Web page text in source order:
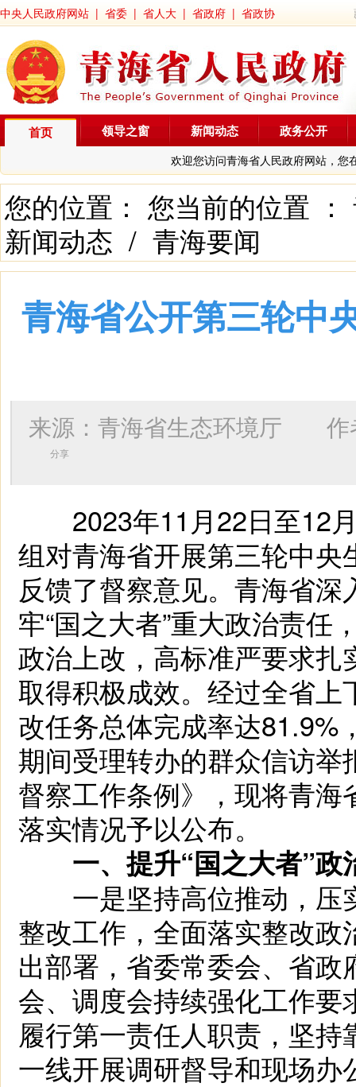
中央人民政府网站 | 省委 | 省人大 | 省政府 | 省政协
首页
欢迎您访问青海省人民政府网站，您
领导之窗 新闻动态 政务公开
您的位置： 您当前的位置 ：
新闻动态 / 青海要闻
青海省公开第三轮中
来源：青海省生态环境厅 作
分享
2023年11月22日至12月
组对青海省开展第三轮中
反馈了督察意见。青海省
牢“国之大者”重大政治责任
政治上改，高标准严要求
取得积极成效。经过全省
改任务总体完成率达81.9%
期间受理转办的群众信访
督察工作条例》，现将青
落实情况予以公布。
一、提升“国之大者”
一是坚持高位推动，压
整改工作，全面落实整改
出部署，省委常委会、省
会、调度会持续强化工作
履行第一责任人职责，坚
一线开展调研督导和现场